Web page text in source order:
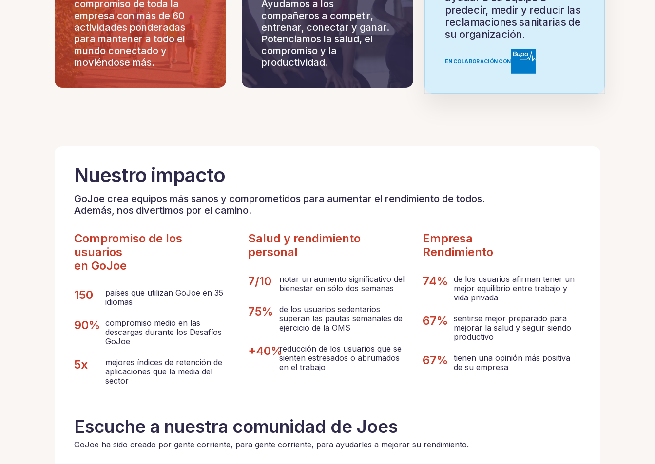
compromiso de toda la
empresa con más de 60
actividades ponderadas
para mantener a todo el
mundo conectado y
moviéndose más.
Ayudamos a los
compañeros a competir,
entrenar, conectar y ganar.
Potenciamos la salud, el
compromiso y la
productividad.
predecir, medir y reducir las
reclamaciones sanitarias de
su organización.
EN COLABORACIÓN CON
Nuestro impacto
GoJoe crea equipos más sanos y comprometidos para aumentar el rendimiento de todos.
Además, nos divertimos por el camino.
Compromiso de los
usuarios
en GoJoe
150
países que utilizan GoJoe en 35
idiomas
90% compromiso medio en las
descargas durante los Desafíos
GoJoe
5x
mejores índices de retención de
aplicaciones que la media del
sector
Salud y rendimiento
personal
7/10
notar un aumento significativo del
bienestar en sólo dos semanas
75%
de los usuarios sedentarios
superan las pautas semanales de
ejercicio de la OMS
+40%reducción de los usuarios que se
sienten estresados o abrumados
en el trabajo
Empresa
Rendimiento
74%
de los usuarios afirman tener un
mejor equilibrio entre trabajo y
vida privada
67%
sentirse mejor preparado para
mejorar la salud y seguir siendo
productivo
67%
tienen una opinión más positiva
de su empresa
Escuche a nuestra comunidad de Joes
GoJoe ha sido creado por gente corriente, para gente corriente, para ayudarles a mejorar su rendimiento.